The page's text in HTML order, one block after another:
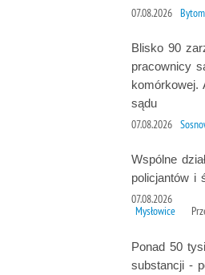
07.08.2026
Blisko 90
pracownicy
komórkowej.
sądu
07.08.2026
Wspólne
policjantów i
07.08.2026
Mysłowice
Ponad 50
substancji -